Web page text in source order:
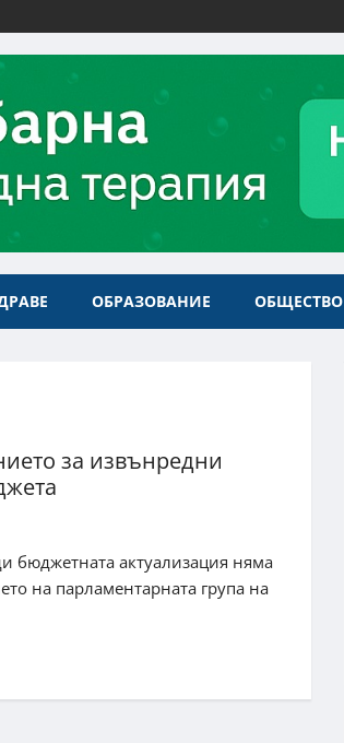
ОБРАЗОВАНИЕ ОБЩЕСТВО
за извънредни
бюджетната актуализация няма
на парламентарната група на